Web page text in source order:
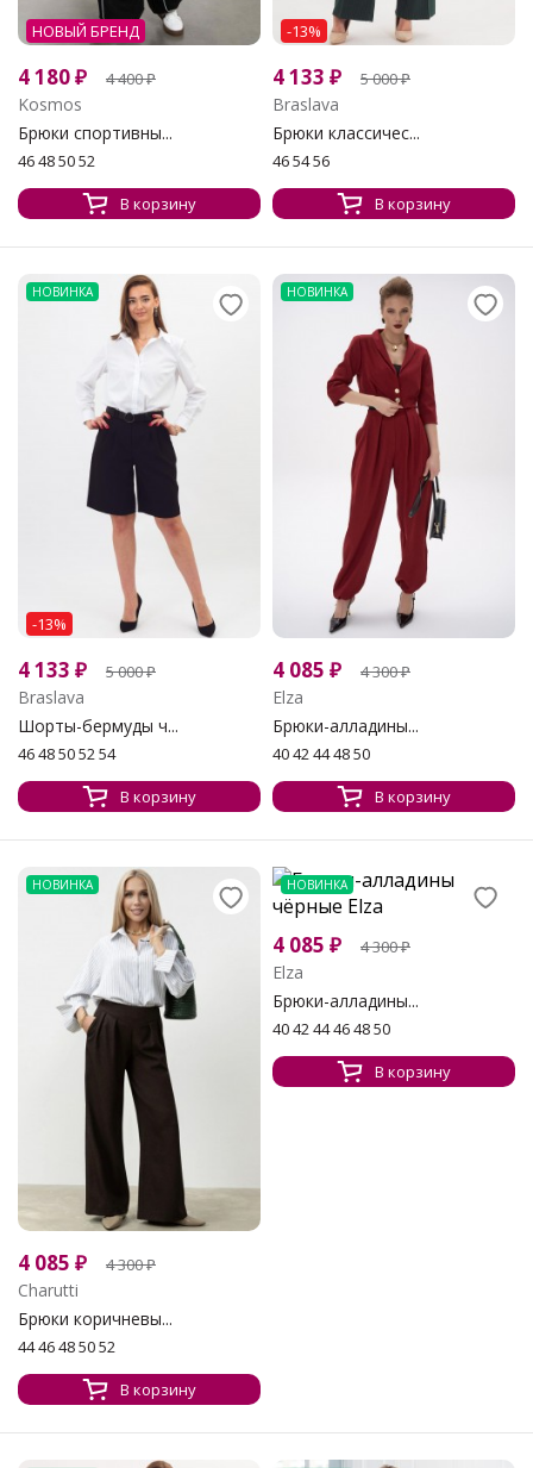
НОВЫЙ БРЕНД
4 180₽ 4 400₽
Kosmos
Брюки спортивны...
46 48 50 52
В корзину
-13%
4 133 ₽ 5 000₽
Braslava
Брюки классичес...
46 54 56
В корзину
НОВИНКА
-13%
4 133 ₽ 5 000₽
Braslava
Шорты-бермуды ч...
46 48 50 52 54
В корзину
НОВИНКА
4 085 ₽ 4 300₽
Elza
Брюки-алладины...
40 42 44 48 50
В корзину
НОВИНКА
4 085 ₽ 4 300₽
Charutti
Брюки коричневы...
44 46 48 50 52
В корзину
НОВИНКА
4 085 ₽ 4 300₽
Elza
Брюки-алладины...
40 42 44 46 48 50
В корзину